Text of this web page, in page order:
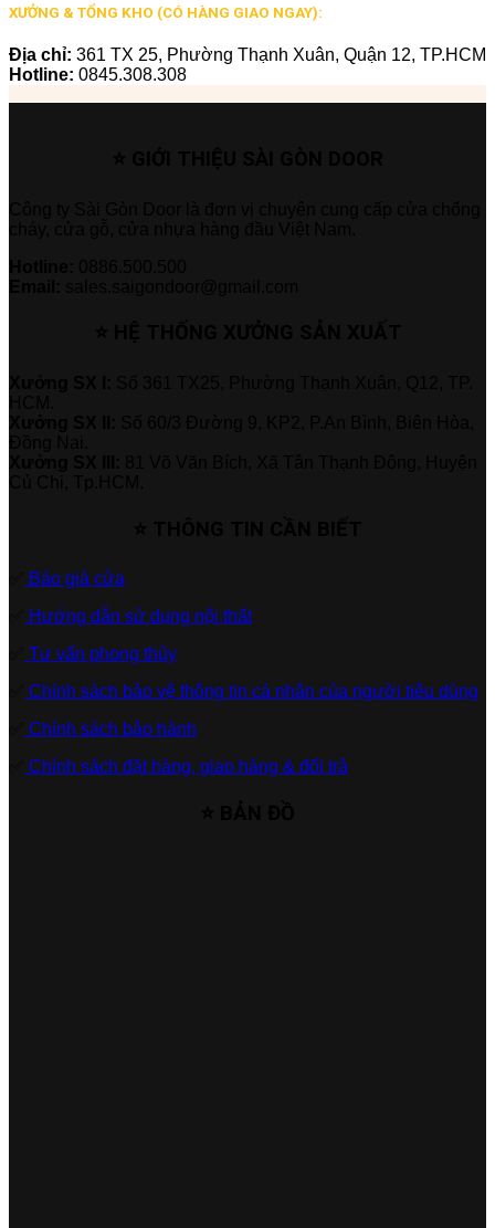
XƯỞNG & TỔNG KHO (CÓ HÀNG GIAO NGAY):
Địa chỉ: 361 TX 25, Phường Thạnh Xuân, Quận 12, TP.HCM
Hotline: 0845.308.308
Báo giá cửa
Hướng dẫn sử dụng nội thất
Tư vấn phong thủy
Chính sách bảo vệ thông tin cá nhân của người tiêu dùng
Chính sách bảo hành
Chính sách đặt hàng, giao hàng & đổi trả